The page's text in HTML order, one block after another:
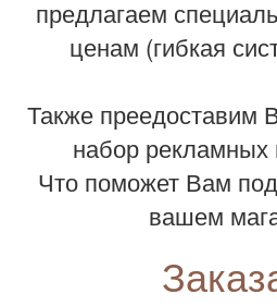
предлагаем
ценам (гибкая
Также преедоставим
набор рекламных
Что поможет Вам
вашем